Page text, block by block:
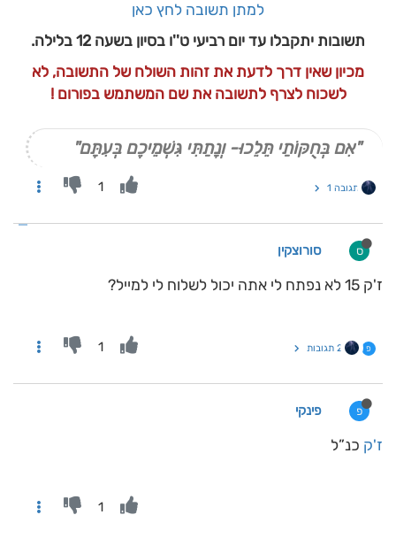
למתן תשובה לחץ כאן
תשובות יתקבלו עד יום רביעי ט''ו בסיון בשעה 12 בלילה.
מכיון שאין דרך לדעת את זהות השולח של התשובה, לא
לשכוח לצרף לתשובה את שם המשתמש בפורום !
"אִם בְּחֻקּוֹתַי תֵּלֵכוּ- וְנָתַתִּי גִּשְׁמֵיכֶם בְּעִתָּם"
תגובה 1 1
ס סורוצקין
ז'ק 15 לא נפתח לי אתה יכול לשלוח לי למייל?
פ 2 תגובות 1
פ פינקי
ז'ק כנ”ל
1